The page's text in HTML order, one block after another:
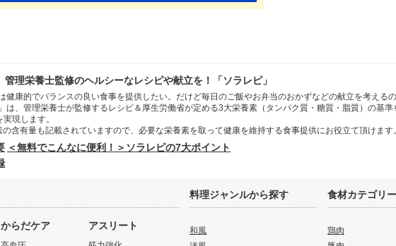
理栄養士監修のヘルシーなレシピや献立を！「ソラレピ」
健康的でバランスの良い食事を提供したい。だけど毎日のご飯やお弁当のおかずなどの献立を考える
は、管理栄養士が監修するレシピ＆厚生労働省が定める3大栄養素（タンパク質・糖質・脂質）の基準
現します。
含有量も記載されていますので、必要な栄養素を取って健康を維持する食事提供にお役立て頂けます。
＜無料でこんなに便利！＞ソラレピの7大ポイント
からだケア アスリート
料理ジャンルから探す
和風
食材カテゴリ
鶏肉